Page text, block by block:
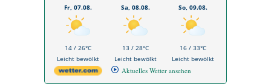
Fr, 07.08.
14 / 26°C
Leicht bewölkt
Sa, 08.08.
13 / 28°C
Leicht bewölkt
So, 09.08.
16 / 33°C
Leicht bewölkt
Aktuelles Wetter ansehen